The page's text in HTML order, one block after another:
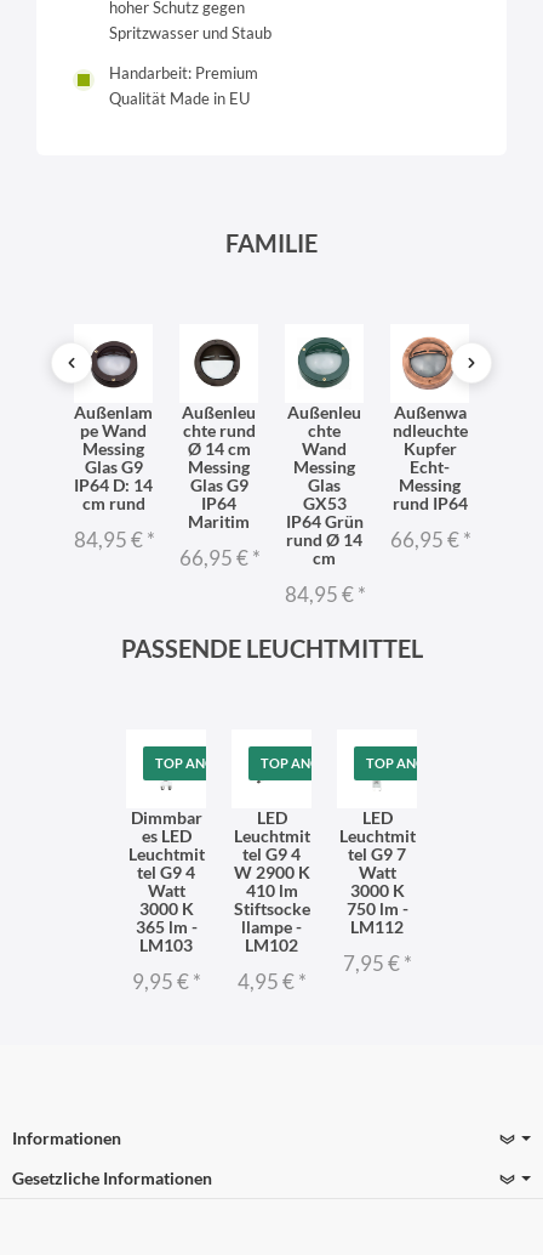
hoher Schutz gegen
Spritzwasser und Staub
Handarbeit: Premium
Qualität Made in EU
FAMILIE
Außenlam
pe Wand
Messing
Glas G9
IP64 D: 14
cm rund
84,95 €*
Außenleu
chte rund
Ø 14 cm
Messing
Glas G9
IP64
Maritim
66,95 €*
Außenleu
chte
Wand
Messing
Glas
GX53
IP64 Grün
rund Ø 14
cm
84,95 €*
Außenwa
ndleuchte
Kupfer
Echt-
Messing
rund IP64
66,95 €*
PASSENDE LEUCHTMITTEL
TOP ANGEBOT
Dimmbar
es LED
Leuchtmit
tel G9 4
Watt
3000 K
365 lm -
LM103
9,95 €*
TOP ANGEBOT
LED
Leuchtmit
tel G9 4
W 2900 K
410 lm
Stiftsocke
llampe -
LM102
4,95 €*
TOP ANGEBOT
LED
Leuchtmit
tel G9 7
Watt
3000 K
750 lm -
LM112
7,95 €*
Informationen
Gesetzliche Informationen